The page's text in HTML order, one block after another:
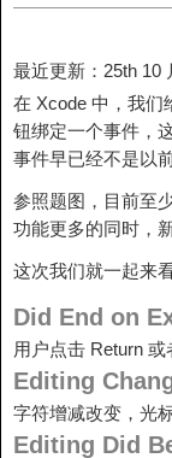
最近更新：25th 10
在 Xcode 中，我们
钮绑定一个事件，
事件早已经不是以
参照题图，目前至
功能更多的同时，
这次我们就一起来
Did End on
用户点击 Return 或
Editing
字符增减改变，光
Editing Did